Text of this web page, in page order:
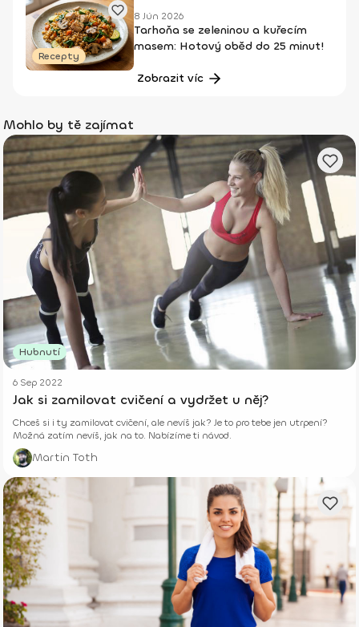
Recepty
8 Jún 2026
Tarhoňa se zeleninou a kuřecím
masem: Hotový oběd do 25 minut!
Zobrazit víc
Mohlo by tě zajímat
Hubnutí
6 Sep 2022
Jak si zamilovat cvičení a vydržet u něj?
Chceš si i ty zamilovat cvičení, ale nevíš jak? Je to pro tebe jen utrpení?
Možná zatím nevíš, jak na to. Nabízíme ti návod.
Martin Toth